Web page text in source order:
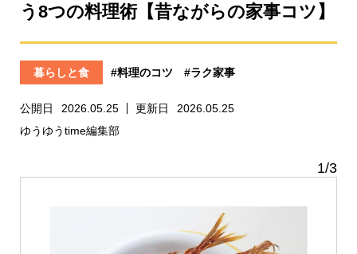
う8つの料理術【昔ながらの家事コツ】
暮らしと食 #料理のコツ #ラク家事
公開日 2026.05.25 更新日
2026.05.25
ゆうゆうtime編集部
1/3